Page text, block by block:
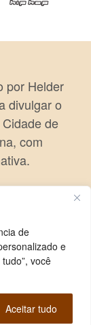
de
e
você
Aceitar tudo
por Helder
divulgar o
de
com
reservados.